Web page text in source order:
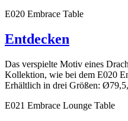
E020 Embrace Table
Entdecken
Das verspielte Motiv eines
Kollektion, wie bei dem E020
Erhältlich in drei Größen:
E021 Embrace Lounge Table